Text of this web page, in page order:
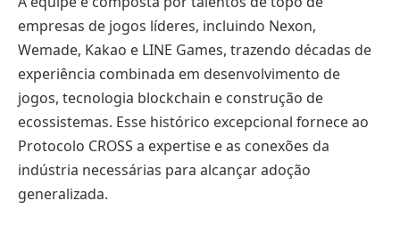
empresas de jogos líderes, incluindo Nexon,
Wemade, Kakao e LINE Games, trazendo décadas de
experiência combinada em desenvolvimento de
jogos, tecnologia blockchain e construção de
ecossistemas. Esse histórico excepcional fornece ao
Protocolo CROSS a expertise e as conexões da
indústria necessárias para alcançar adoção
generalizada.